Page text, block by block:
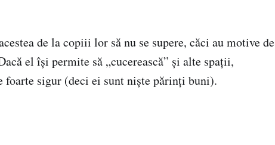
de la copiii lor să nu se supere, căci au motive de
el își permite să „cucerească” și alte spații,
foarte sigur (deci ei sunt niște părinți buni).